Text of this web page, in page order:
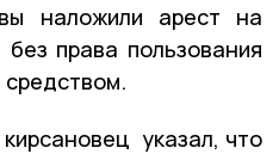
наложили арест на
права пользования
указал, что